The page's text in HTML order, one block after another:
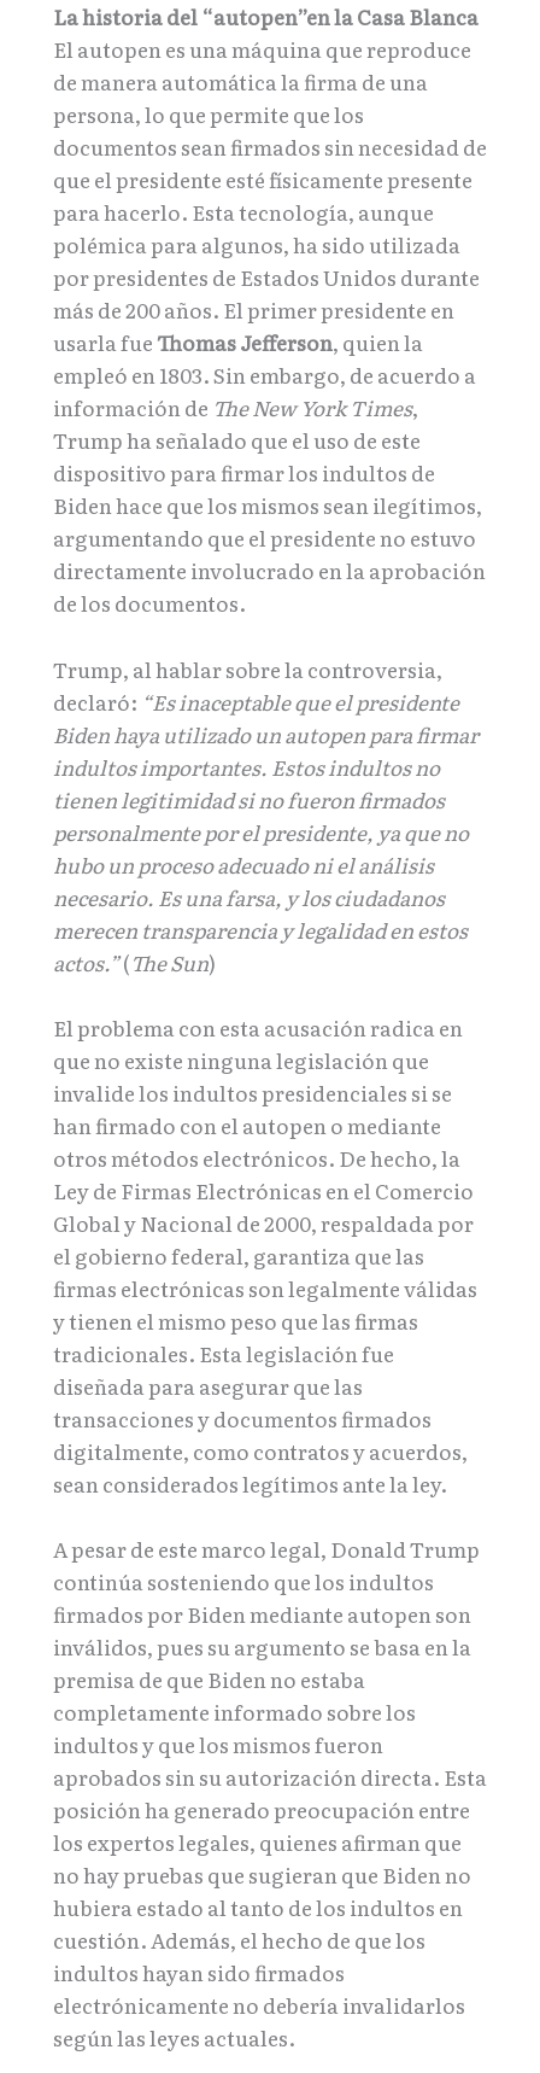
La historia del “autopen”en la Casa Blanca
El autopen es una máquina que reproduce
de manera automática la firma de una
persona, lo que permite que los
documentos sean firmados sin necesidad de
que el presidente esté físicamente presente
para hacerlo. Esta tecnología, aunque
polémica para algunos, ha sido utilizada
por presidentes de Estados Unidos durante
más de 200 años. El primer presidente en
usarla fue Thomas Jefferson, quien la
empleó en 1803. Sin embargo, de acuerdo a
información de The New York Times,
Trump ha señalado que el uso de este
dispositivo para firmar los indultos de
Biden hace que los mismos sean ilegítimos,
argumentando que el presidente no estuvo
directamente involucrado en la aprobación
de los documentos.
Trump, al hablar sobre la controversia,
declaró: “Es inaceptable que el presidente
Biden haya utilizado un autopen para firmar
indultos importantes. Estos indultos no
tienen legitimidad si no fueron firmados
personalmente por el presidente, ya que no
hubo un proceso adecuado ni el análisis
necesario. Es una farsa, y los ciudadanos
merecen transparencia y legalidad en estos
actos.”(The Sun)
El problema con esta acusación radica en
que no existe ninguna legislación que
invalide los indultos presidenciales si se
han firmado con el autopen o mediante
otros métodos electrónicos. De hecho, la
Ley de Firmas Electrónicas en el Comercio
Global y Nacional de 2000, respaldada por
el gobierno federal, garantiza que las
firmas electrónicas son legalmente válidas
y tienen el mismo peso que las firmas
tradicionales. Esta legislación fue
diseñada para asegurar que las
transacciones y documentos firmados
digitalmente, como contratos y acuerdos,
sean considerados legítimos ante la ley.
A pesar de este marco legal, Donald Trump
continúa sosteniendo que los indultos
firmados por Biden mediante autopen son
inválidos, pues su argumento se basa en la
premisa de que Biden no estaba
completamente informado sobre los
indultos y que los mismos fueron
aprobados sin su autorización directa. Esta
posición ha generado preocupación entre
los expertos legales, quienes afirman que
no hay pruebas que sugieran que Biden no
hubiera estado al tanto de los indultos en
cuestión. Además, el hecho de que los
indultos hayan sido firmados
electrónicamente no debería invalidarlos
según las leyes actuales.